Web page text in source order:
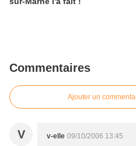
Commentaires
Ajouter un
V v-elle 09/10/2006 13:45